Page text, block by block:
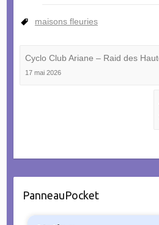
maisons fleuries
Cyclo Club Ariane – Raid des
17 mai 2026
PanneauPocket